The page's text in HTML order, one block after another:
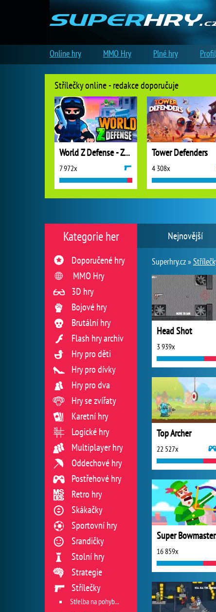
Nejnovější
Superhry.cz »
Head Shot
3 939x
Top Archer
22 527x
Super
16 859x
Kategorie her
Doporučené hry
MMO Hry
3D hry
Bojové hry
Brutální hry
Flash hry archiv
Hry pro děti
Hry pro dívky
Hry pro dva
Hry se zvířaty
Karetní hry
Logické hry
Multiplayer hry
Oddechové hry
Postřehové hry
Retro hry
Skákačky
Sportovní hry
Srandičky
Stolní hry
Strategie
Střílečky
Střelba na pohyblivý cíl
Střílečky online - redakce doporučuje
World Z Defense - Zombie Defense
7 972x
Tower Defenders
4 308x
Online hry MMO Hry Plné hry